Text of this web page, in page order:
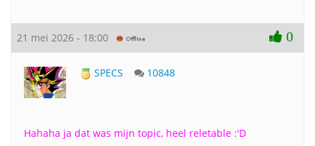
21 mei 2026 - 18:00 0
SPECS 10848
Hahaha ja dat was mijn topic, heel reletable :'D